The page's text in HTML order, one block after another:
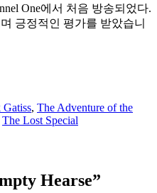
One에서 처음 방송되었다.
긍정적인 평가를 받았습니
, The Adventure of the
The Lost Special
Hearse”